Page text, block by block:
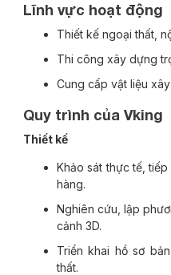
Lĩnh vực hoạt động
Thiết kế ngoại thất,
Thi công xây dựng
Cung cấp vật liệu
Quy trình của Vking
Thiết kế
Khảo sát thực tế,
hàng.
Nghiên cứu, lập
cảnh 3D.
Triển khai hồ sơ
thất.